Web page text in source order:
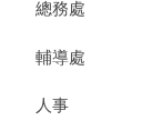
總務處
輔導處
人事